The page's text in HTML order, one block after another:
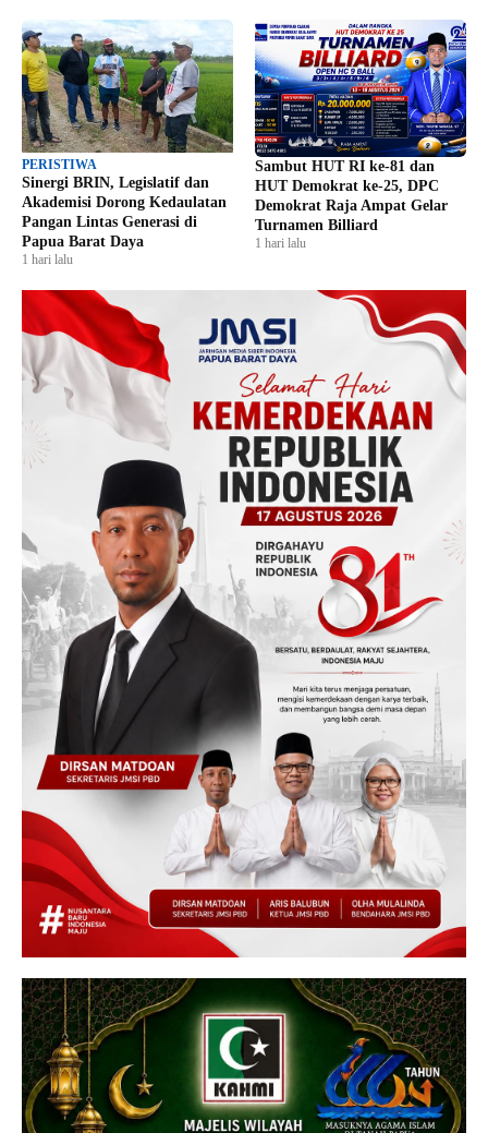
PERISTIWA
Sinergi BRIN, Legislatif dan
Akademisi Dorong Kedaulatan
Pangan Lintas Generasi di
Papua Barat Daya
1 hari lalu
Sambut HUT RI ke-81 dan
HUT Demokrat ke-25, DPC
Demokrat Raja Ampat Gelar
Turnamen Billiard
1 hari lalu